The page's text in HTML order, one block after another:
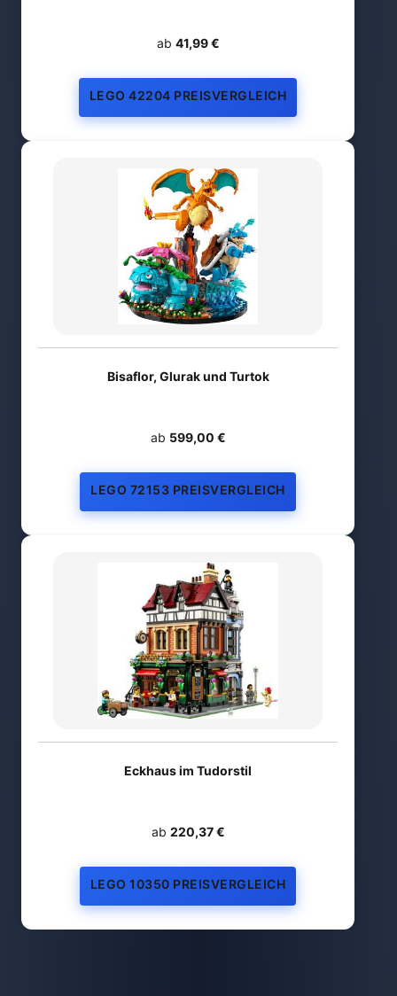
ab 41,99 €
LEGO 42204 PREISVERGLEICH
Bisaflor, Glurak und Turtok
ab 599,00 €
LEGO 72153 PREISVERGLEICH
Eckhaus im Tudorstil
ab 220,37 €
LEGO 10350 PREISVERGLEICH